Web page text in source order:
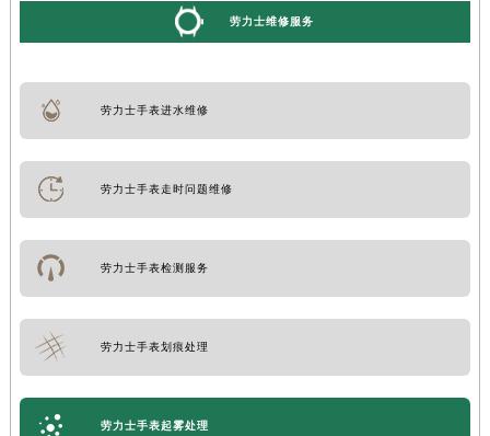
劳力士维修服务
劳力士手表进水维修
劳力士手表走时问题维修
劳力士手表检测服务
劳力士手表划痕处理
劳力士手表起雾处理